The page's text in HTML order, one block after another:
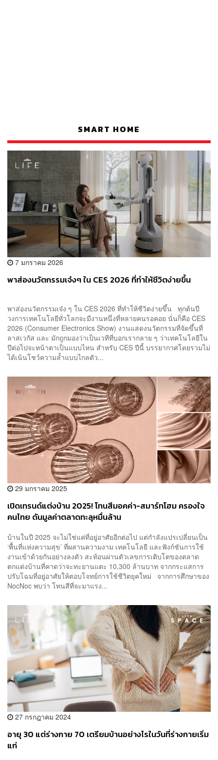
SMART HOME
7 มกราคม 2026
พาส่องนวัตกรรมเจ๋งๆ ใน CES 2026 ที่ทำให้ชีวิตง่ายขึ้น
พาส่องนวัตกรรมเจ๋ง ๆ ใน CES 2026 ที่ทำให้ชีวิตง่ายขึ้น ทุกต้นปี
วงการเทคโนโลยีทั่วโลกจะมีงานหนึ่งที่หลายคนรอคอย นั่นก็คือ CES
2026 (Consumer Electronics Show) งานแสดงนวัตกรรมที่จัดขึ้นที่
ลาสเวกัส และ มักถูกมองว่าเป็นเวทีที่บอกเรากลาย ๆ ว่าเทคโนโลยีใน
ปีต่อไปจะหน้าตาเป็นแบบไหน สำหรับ CES ปีนี้ บรรยากาศโดยรวมไม่
ได้เน้นโชว์ความล้ำแบบไกลตัว...
29 มกราคม 2025
เปิดเทรนด์แต่งบ้าน 2025! โทนสีมอคค่า-สมาร์ทโฮม ครองใจ
คนไทย ดันมูลค่าตลาดทะลุหมื่นล้าน
บ้านในปี 2025 จะไม่ใช่แค่ที่อยู่อาศัยอีกต่อไป แต่กำลังแปรเปลี่ยนเป็น
‘พื้นที่แห่งความสุข’ ที่ผสานความงาม เทคโนโลยี และฟังก์ชันการใช้
งานเข้าด้วยกันอย่างลงตัว สะท้อนผ่านตัวเลขการเติบโตของตลาด
ตกแต่งบ้านที่คาดว่าจะทะยานแตะ 10,300 ล้านบาท จากกระแสการ
ปรับโฉมที่อยู่อาศัยให้ตอบโจทย์การใช้ชีวิตยุคใหม่ จากการศึกษาของ
NocNoc พบว่า โทนสีที่จะมาแรง...
27 กรกฎาคม 2024
อายุ 30 แต่ร่างกาย 70 เตรียมบ้านอย่างไรในวันที่ร่างกายเริ่ม
แก่